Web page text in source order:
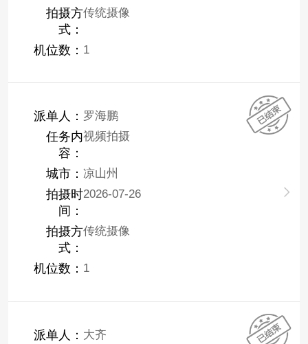
拍摄方
式：
传统摄像
机位数： 1
派单人： 罗海鹏
任务内
容：
视频拍摄
城市： 凉山州
拍摄时
间：
2026-07-26
拍摄方
式：
传统摄像
机位数： 1
派单人： 大齐